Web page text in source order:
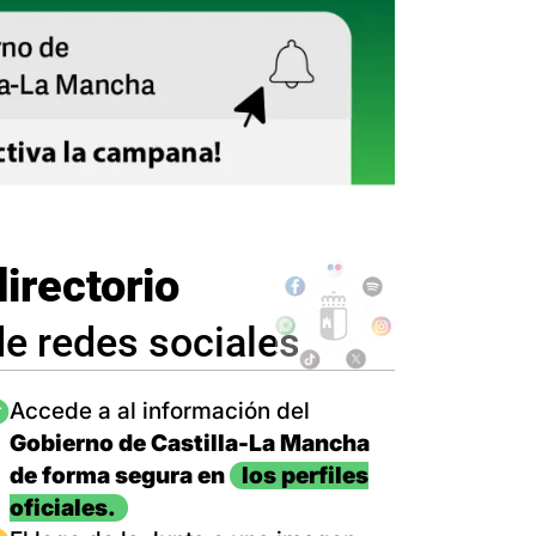
redes sociales
Accede a al información del
Gobierno de Castilla-La Mancha
de forma segura en
los perfiles
oficiales.